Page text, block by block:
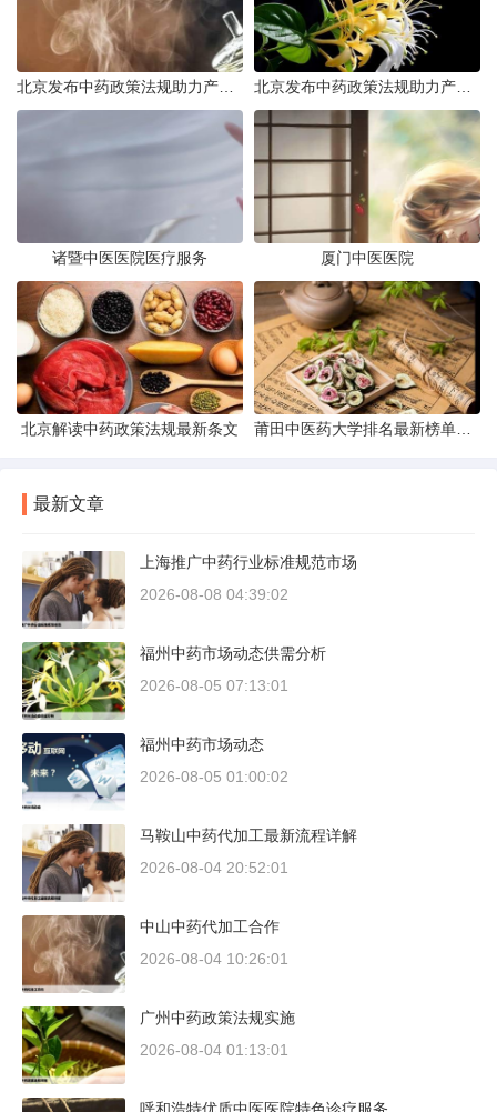
诸暨中医医院医疗服务 厦门中医医院
北京解读中药政策法规最新条文
最新文章
上海推广中药行业标准规范市场
2026-08-08 04:39:02
福州中药市场动态供需分析
2026-08-05 07:13:01
福州中药市场动态
2026-08-05 01:00:02
马鞍山中药代加工最新流程详解
2026-08-04 20:52:01
中山中药代加工合作
2026-08-04 10:26:01
广州中药政策法规实施
2026-08-04 01:13:01